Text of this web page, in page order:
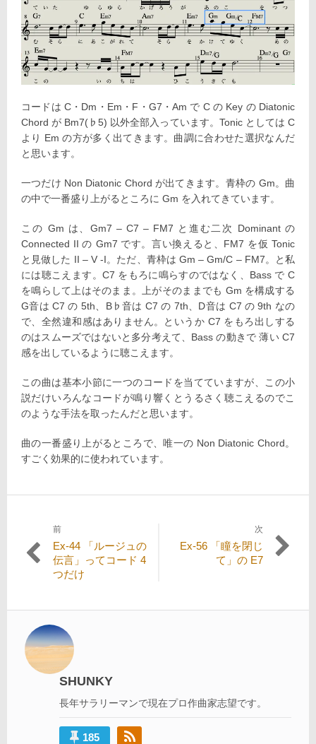
コードは C・Dm・Em・F・G7・Am で C の Key の Diatonic
Chord が Bm7(♭5) 以外全部入っています。Tonic としては C
より Em の方が多く出てきます。曲調に合わせた選択なんだ
と思います。
一つだけ Non Diatonic Chord が出てきます。青枠の Gm。曲
の中で一番盛り上がるところに Gm を入れてきています。
この Gm は、Gm7 – C7 – FM7 と進む二次 Dominant の
Connected II の Gm7 です。言い換えると、FM7 を仮 Tonic
と見做した II – V -I。ただ、青枠は Gm – Gm/C – FM7。と私
には聴こえます。C7 をもろに鳴らすのではなく、Bass で C
を鳴らして上はそのまま。上がそのままでも Gm を構成する
G音は C7 の 5th、B♭音は C7 の 7th、D音は C7 の 9th なの
で、全然違和感はありません。というか C7 をもろ出しする
のはスムーズではないと多分考えて、Bass の動きで 薄い C7
感を出しているように聴こえます。
この曲は基本小節に一つのコードを当てていますが、この小
説だけいろんなコードが鳴り響くとうるさく聴こえるのでこ
のような手法を取ったんだと思います。
曲の一番盛り上がるところで、唯一の Non Diatonic Chord。
すごく効果的に使われています。
稿
ゲ
ー
シ
前
過
去
の
Ex-44 「ルージュの
伝言」ってコード 4
つだけ
次
Ex-56 「瞳を閉じ
て」の E7
SHUNKY
長年サラリーマンで現在プロ作曲家志望です。
185